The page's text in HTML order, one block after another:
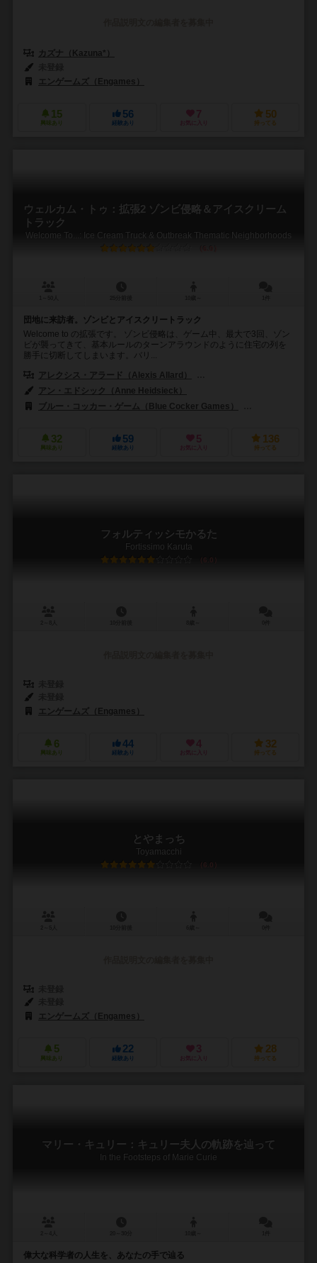
カズナ（Kazuna*）
エンゲームズ（Engames）
15
興味あり
56
経験あり
7
お気に入り
50
持ってる
ウェルカム・トゥ：拡張2 ゾンビ侵略＆アイスクリーム
トラック
Welcome To...: Ice Cream Truck & Outbreak Thematic Neighborhoods
団地に来訪者。ゾンビとアイスクリートラック
Welcome to の拡張です。 ゾンビ侵略は、ゲーム中、最大で3回、ゾン
ビが襲ってきて、基本ルールのターンアラウンドのように住宅の列を
勝手に切断してしまいます。バリ...
アレクシス・アラード（Alexis Allard）
アン・エドシック（Anne Heidsieck）
ブルー・コッカー・ゲーム（Blue Cocker Games）
32
興味あり
59
経験あり
5
お気に入り
136
持ってる
フォルティッシモかるた
Fortissimo Karuta
6.0
エンゲームズ（Engames）
6
興味あり
44
経験あり
4
お気に入り
32
持ってる
とやまっち
Toyamacchi
6.0
エンゲームズ（Engames）
5
興味あり
22
経験あり
3
お気に入り
28
持ってる
マリー・キュリー：キュリー夫人の軌跡を辿って
In the Footsteps of Marie Curie
偉大な科学者の人生を、あなたの手で辿る